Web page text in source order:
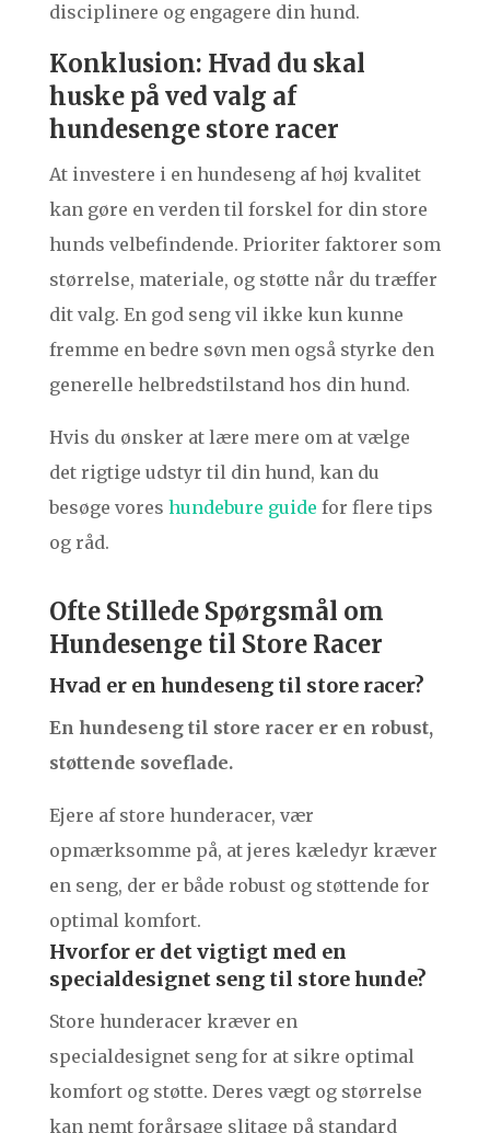
disciplinere og engagere din hund.
Konklusion: Hvad du skal
huske på ved valg af
hundesenge store racer
At investere i en hundeseng af høj kvalitet
kan gøre en verden til forskel for din store
hunds velbefindende. Prioriter faktorer som
størrelse, materiale, og støtte når du træffer
dit valg. En god seng vil ikke kun kunne
fremme en bedre søvn men også styrke den
generelle helbredstilstand hos din hund.
Hvis du ønsker at lære mere om at vælge
det rigtige udstyr til din hund, kan du
besøge vores hundebure guide for flere tips
og råd.
Ofte Stillede Spørgsmål om
Hundesenge til Store Racer
Hvad er en hundeseng til store racer?
En hundeseng til store racer er en robust,
støttende soveflade.
Ejere af store hunderacer, vær
opmærksomme på, at jeres kæledyr kræver
en seng, der er både robust og støttende for
optimal komfort.
Hvorfor er det vigtigt med en
specialdesignet seng til store hunde?
Store hunderacer kræver en
specialdesignet seng for at sikre optimal
komfort og støtte. Deres vægt og størrelse
kan nemt forårsage slitage på standard